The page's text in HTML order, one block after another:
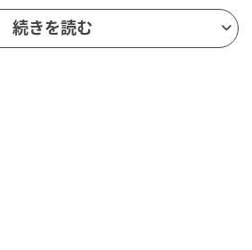
ず、動きづらいもの。助けても
けてください”の前段階をつくって
続きを読む